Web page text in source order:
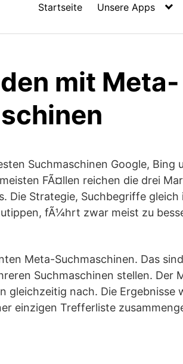
Startseite Unsere Apps
mit Meta-
Suchmaschinen Google,
FÃ¤llen reichen die drei
Die Strategie, Suchbegriffe
fÃ¼hrt zwar meist zu
Meta-Suchmaschinen. Das
Suchmaschinen stellen. Der
gleichzeitig nach. Die Ergebnisse
einzigen Trefferliste